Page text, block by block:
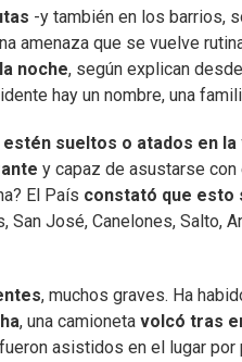
-y también en los barrios,
amenaza que se vuelve
noche, según explican desde
hay un nombre, una
estén sueltos o atados en la
y capaz de asustarse
El País constató que esto
José, Canelones, Salto,
, muchos graves. Ha
, una camioneta volcó tras
asistidos en el lugar